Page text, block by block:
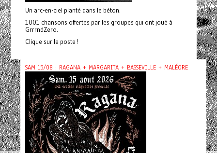
Un arc-en-ciel planté dans le béton.
1001 chansons offertes par les groupes qui ont joué à
GrrrndZero.
Clique sur le poste !
SAM 15/08 : RAGANA + MARGARITA + BASSEVILLE + MALÉORE